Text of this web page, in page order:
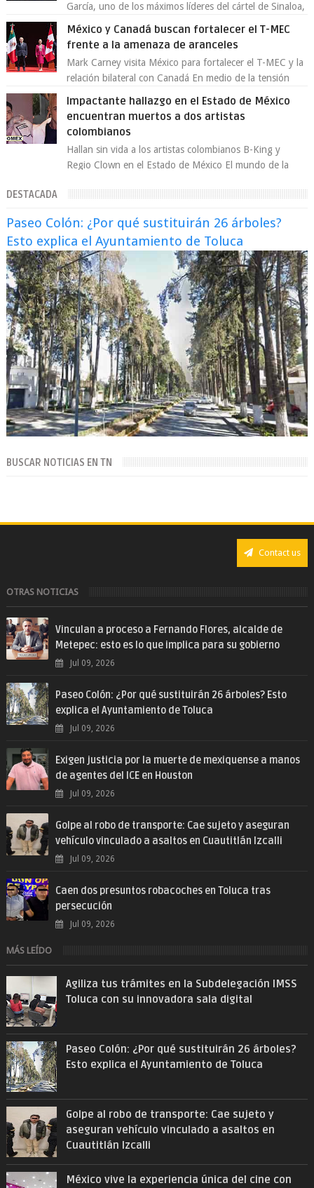
García, uno de los máximos líderes del cártel de Sinaloa,
México y Canadá buscan fortalecer el T-MEC
frente a la amenaza de aranceles
Mark Carney visita México para fortalecer el T-MEC y la
relación bilateral con Canadá En medio de la tensión
Impactante hallazgo en el Estado de México
encuentran muertos a dos artistas
colombianos
Hallan sin vida a los artistas colombianos B-King y
Regio Clown en el Estado de México El mundo de la
DESTACADA
Paseo Colón: ¿Por qué sustituirán 26 árboles?
Esto explica el Ayuntamiento de Toluca
BUSCAR NOTICIAS EN TN
Contact us
OTRAS NOTICIAS
Vinculan a proceso a Fernando Flores, alcalde de
Metepec: esto es lo que implica para su gobierno
Jul 09, 2026
Paseo Colón: ¿Por qué sustituirán 26 árboles? Esto
explica el Ayuntamiento de Toluca
Jul 09, 2026
Exigen justicia por la muerte de mexiquense a manos
de agentes del ICE en Houston
Jul 09, 2026
Golpe al robo de transporte: Cae sujeto y aseguran
vehículo vinculado a asaltos en Cuautitlán Izcalli
Jul 09, 2026
Caen dos presuntos robacoches en Toluca tras
persecución
Jul 09, 2026
MÁS LEÍDO
Agiliza tus trámites en la Subdelegación IMSS
Toluca con su innovadora sala digital
Paseo Colón: ¿Por qué sustituirán 26 árboles?
Esto explica el Ayuntamiento de Toluca
Golpe al robo de transporte: Cae sujeto y
aseguran vehículo vinculado a asaltos en
Cuautitlán Izcalli
México vive la experiencia única del cine con